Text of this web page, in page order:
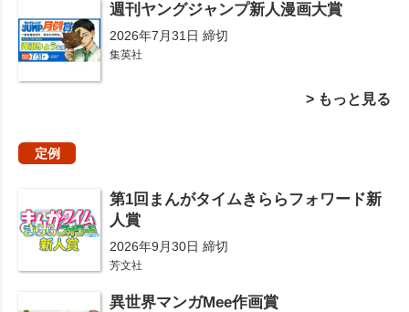
週刊ヤングジャンプ新人漫画大賞
2026年7月31日 締切
集英社
> もっと見る
定例
第1回まんがタイムきららフォワード新
人賞
2026年9月30日 締切
芳文社
異世界マンガMee作画賞